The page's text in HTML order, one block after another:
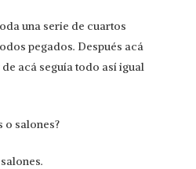
una serie de cuartos
pegados. Después acá
acá seguía todo así igual
o salones?